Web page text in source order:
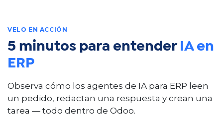
VELO EN ACCIÓN
5 minutos para entender IA en
ERP
Observa cómo los agentes de IA para ERP leen
un pedido, redactan una respuesta y crean una
tarea — todo dentro de Odoo.